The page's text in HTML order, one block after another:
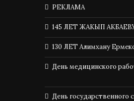
РЕКЛАМА
145 ЛЕТ ЖАКЫП
130 ЛЕТ Алимхану
День медицинского
День государственного